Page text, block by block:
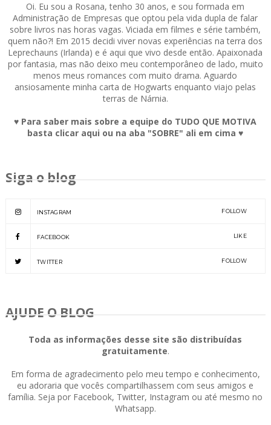
Oi. Eu sou a Rosana, tenho 30 anos, e sou formada em
Administração de Empresas que optou pela vida dupla de falar
sobre livros nas horas vagas. Viciada em filmes e série também,
quem não?! Em 2015 decidi viver novas experiências na terra dos
Leprechauns (Irlanda) e é aqui que vivo desde então. Apaixonada
por fantasia, mas não deixo meu contemporâneo de lado, muito
menos meus romances com muito drama. Aguardo
ansiosamente minha carta de Hogwarts enquanto viajo pelas
terras de Nárnia.
♥ Para saber mais sobre a equipe do TUDO QUE MOTIVA
basta clicar aqui ou na aba "SOBRE" ali em cima ♥
Siga o blog
INSTAGRAM FOLLOW
FACEBOOK LIKE
TWITTER FOLLOW
AJUDE O BLOG
Toda as informações desse site são distribuídas
gratuitamente.
Em forma de agradecimento pelo meu tempo e conhecimento,
eu adoraria que vocês compartilhassem com seus amigos e
família. Seja por Facebook, Twitter, Instagram ou até mesmo no
Whatsapp.